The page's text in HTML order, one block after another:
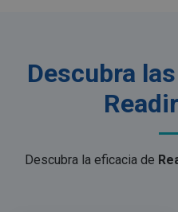
Descubra
Descubra la eficacia de